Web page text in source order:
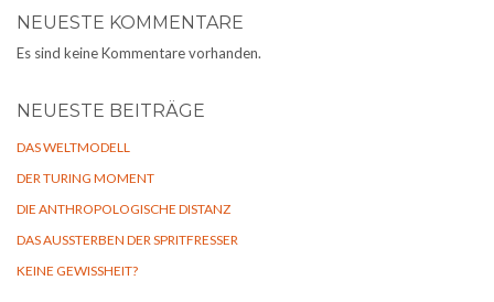
NEUESTE KOMMENTARE
Es sind keine Kommentare vorhanden.
NEUESTE BEITRÄGE
DAS WELTMODELL
DER TURING MOMENT
DIE ANTHROPOLOGISCHE DISTANZ
DAS AUSSTERBEN DER SPRITFRESSER
KEINE GEWISSHEIT?